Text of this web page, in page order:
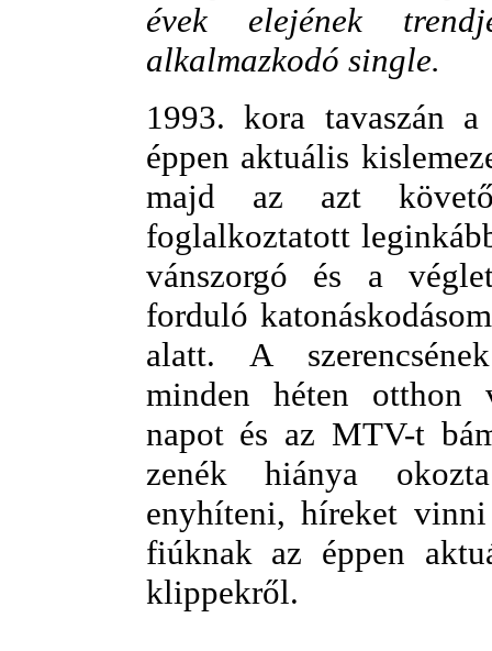
évek elejének
alkalmazkodó single.
1993. kora tavaszán
éppen aktuális
majd az azt
foglalkoztatott
vánszorgó és a
forduló
alatt. A
minden héten otthon
napot és az MTV-t
zenék hiánya
enyhíteni, híreket
fiúknak az éppen
klippekről.